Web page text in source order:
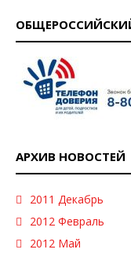
АРХИВ НОВОСТЕЙ
2011 Декабрь
2012 Февраль
2012 Май